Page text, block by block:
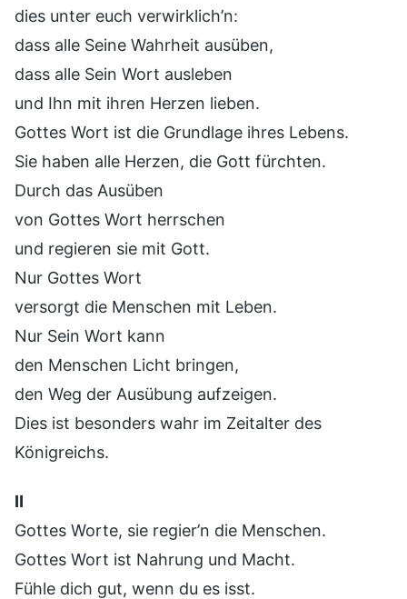
dies unter euch verwirklich’n:
dass alle Seine Wahrheit ausüben,
dass alle Sein Wort ausleben
und Ihn mit ihren Herzen lieben.
Gottes Wort ist die Grundlage ihres Lebens.
Sie haben alle Herzen, die Gott fürchten.
Durch das Ausüben
von Gottes Wort herrschen
und regieren sie mit Gott.
Nur Gottes Wort
versorgt die Menschen mit Leben.
Nur Sein Wort kann
den Menschen Licht bringen,
den Weg der Ausübung aufzeigen.
Dies ist besonders wahr im Zeitalter des
Königreichs.
Ⅱ
Gottes Worte, sie regier’n die Menschen.
Gottes Wort ist Nahrung und Macht.
Fühle dich gut, wenn du es isst.